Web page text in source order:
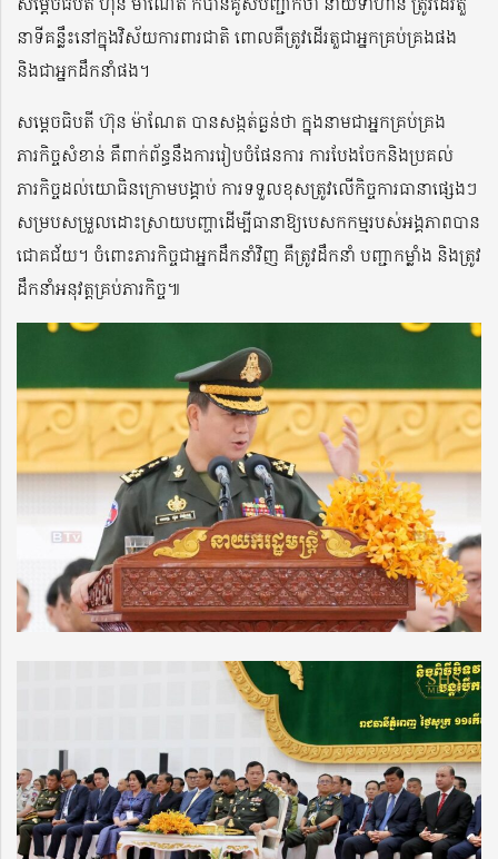
នាទីគន្លឹះនៅក្នុងវិស័យការពារជាតិ ពោលគឺត្រូវដើរតួជាអ្នកគ្រប់គ្រងផង
និងជាអ្នកដឹកនាំផង។
សម្តេចធិបតី ហ៊ុន ម៉ាណែត បានសង្កត់ធ្ងន់ថា ក្នុងនាមជាអ្នកគ្រប់គ្រង
ភារកិច្ចសំខាន់ គឺពាក់ព័ន្ធនឹងការរៀបចំផែនការ ការបែងចែកនិងប្រគល់
ភារកិច្ចដល់យោធិនក្រោមបង្គាប់ ការទទួលខុសត្រូវលើកិច្ចការធានាផ្សេងៗ
សម្របសម្រួលដោះស្រាយបញ្ហាដើម្បីធានាឱ្យបេសកកម្មរបស់អង្គភាពបាន
ជោគជ័យ។ ចំពោះភារកិច្ចជាអ្នកដឹកនាំវិញ គឺត្រូវដឹកនាំ បញ្ជាកម្លាំង និងត្រូវ
ដឹកនាំអនុវត្តគ្រប់ភារកិច្ច៕